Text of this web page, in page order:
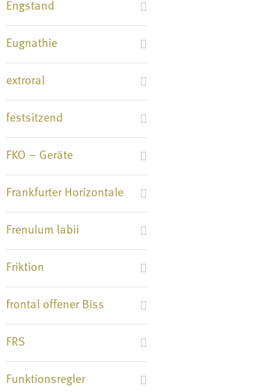
Engstand
Eugnathie
extroral
festsitzend
FKO – Geräte
Frankfurter Horizontale
Frenulum labii
Friktion
frontal offener Biss
FRS
Funktionsregler